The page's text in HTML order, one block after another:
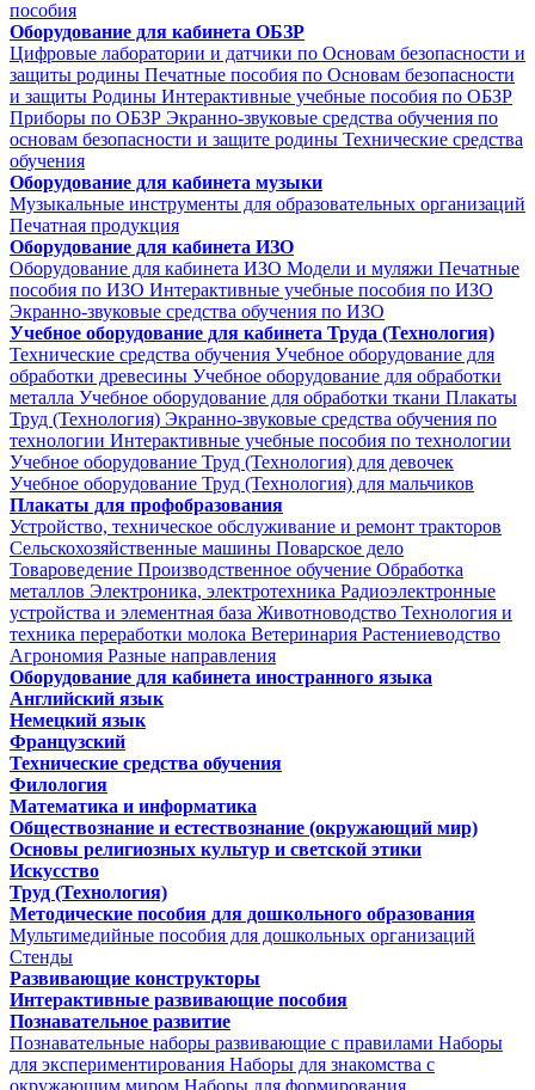
пособия
Оборудование для кабинета ОБЗР
Цифровые лаборатории и датчики по Основам безопасности и
защиты родины Печатные пособия по Основам безопасности
и защиты Родины Интерактивные учебные пособия по ОБЗР
Приборы по ОБЗР Экранно-звуковые средства обучения по
основам безопасности и защите родины Технические средства
обучения
Оборудование для кабинета музыки
Музыкальные инструменты для образовательных организаций
Печатная продукция
Оборудование для кабинета ИЗО
Оборудование для кабинета ИЗО Модели и муляжи Печатные
пособия по ИЗО Интерактивные учебные пособия по ИЗО
Экранно-звуковые средства обучения по ИЗО
Учебное оборудование для кабинета Труда (Технология)
Технические средства обучения Учебное оборудование для
обработки древесины Учебное оборудование для обработки
металла Учебное оборудование для обработки ткани Плакаты
Труд (Технология) Экранно-звуковые средства обучения по
технологии Интерактивные учебные пособия по технологии
Учебное оборудование Труд (Технология) для девочек
Учебное оборудование Труд (Технология) для мальчиков
Плакаты для профобразования
Устройство, техническое обслуживание и ремонт тракторов
Сельскохозяйственные машины Поварское дело
Товароведение Производственное обучение Обработка
металлов Электроника, электротехника Радиоэлектронные
устройства и элементная база Животноводство Технология и
техника переработки молока Ветеринария Растениеводство
Агрономия Разные направления
Оборудование для кабинета иностранного языка
Английский язык
Немецкий язык
Французский
Технические средства обучения
Филология
Математика и информатика
Обществознание и естествознание (окружающий мир)
Основы религиозных культур и светской этики
Искусство
Труд (Технология)
Методические пособия для дошкольного образования
Мультимедийные пособия для дошкольных организаций
Стенды
Развивающие конструкторы
Интерактивные развивающие пособия
Познавательное развитие
Познавательные наборы развивающие с правилами Наборы
для экспериментирования Наборы для знакомства с
окружающим миром Наборы для формирования